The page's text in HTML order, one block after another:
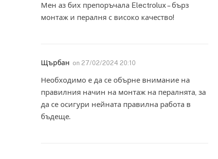
Мен аз бих препоръчала Electrolux – бърз
монтаж и пералня с високо качество!
Щърбан on 27/02/2024 20:10
Необходимо е да се обърне внимание на
правилния начин на монтаж на пералнята, за
да се осигури нейната правилна работа в
бъдеще.